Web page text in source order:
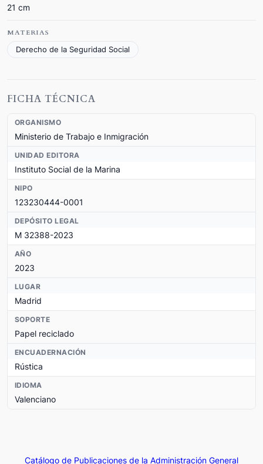
21 cm
MATERIAS
Derecho de la Seguridad Social
FICHA TÉCNICA
ORGANISMO
Ministerio de Trabajo e Inmigración
UNIDAD EDITORA
Instituto Social de la Marina
NIPO
123230444-0001
DEPÓSITO LEGAL
M 32388-2023
AÑO
2023
LUGAR
Madrid
SOPORTE
Papel reciclado
ENCUADERNACIÓN
Rústica
IDIOMA
Valenciano
Catálogo de Publicaciones de la Administración General